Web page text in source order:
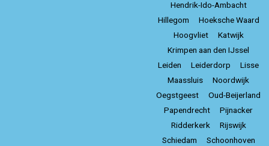
Hendrik-Ido-Ambacht
Hillegom
Hoeksche Waard
Hoogvliet
Katwijk
Krimpen aan den IJssel
Leiden
Leiderdorp
Lisse
Maassluis
Noordwijk
Oegstgeest
Oud-Beijerland
Papendrecht
Pijnacker
Ridderkerk
Rijswijk
Schiedam
Schoonhoven